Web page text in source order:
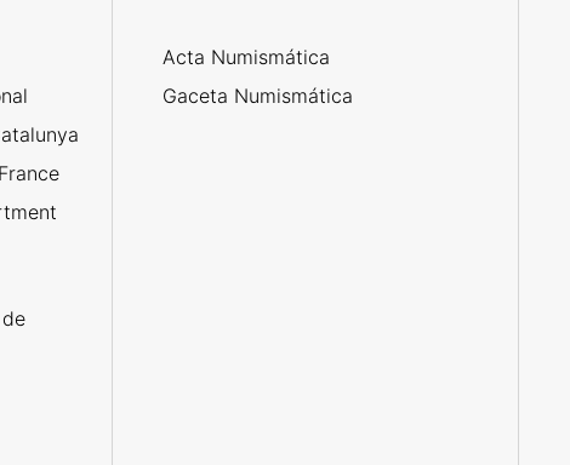
Acta Numismática
Gaceta Numismática